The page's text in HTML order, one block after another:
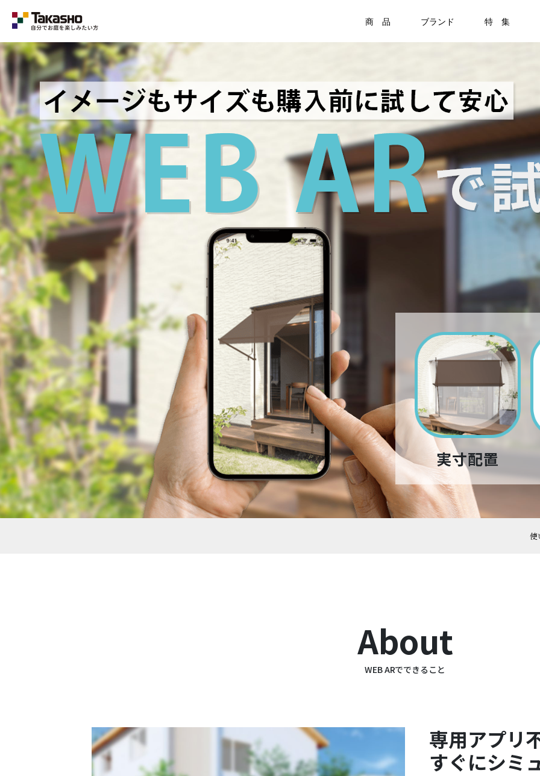
商 品
Category
ラティス・フェンス
デッキ・タイル・人工芝
シェード
テーブル・チェアー・パラソル
ライト・イルミネーション
デコレーション
花壇材
レイズドベッドプランター
プランター・シェルフ
アーチ・トレリス
園芸用品
ガーデンツール
温 室
Item
アクセサリー
竹垣・袖垣・枝折戸
ブランド
UNI SHADE KAGU ひかりノベーション 美WOOD
特 集
実寸配置
使
About
WEB ARでできること
専用アプリ
すぐにシミ